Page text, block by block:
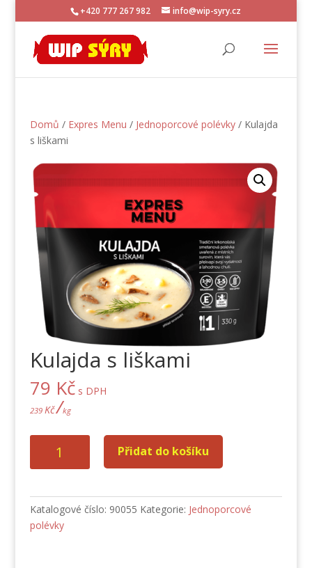
+420 777 267 982 info@wip-syry.cz
Domů / Expres Menu / Jednoporcové polévky/ Kulajda
s liškami
Kulajda s liškami
79 Kč s DPH
239 Kč/kg
Přidat do košíku
Katalogové číslo: 90055 Kategorie: Jednoporcové
polévky